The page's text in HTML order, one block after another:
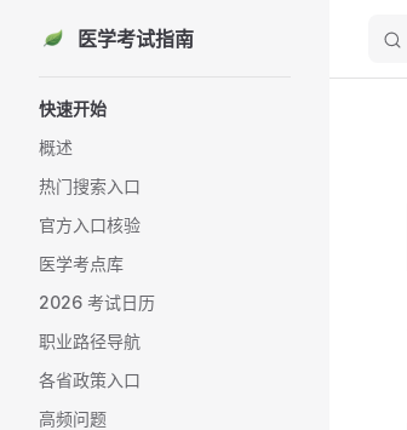
Skip to content
医学考试指南
快速开始
概述
热门搜索入口
官方入口核验
医学考点库
2026 考试日历
职业路径导航
各省政策入口
高频问题